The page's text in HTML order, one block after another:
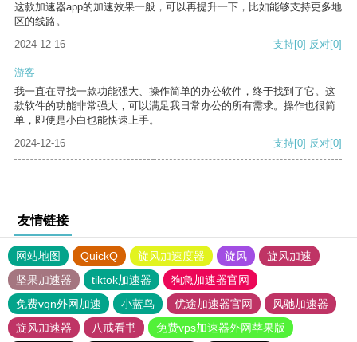
这款加速器app的加速效果一般，可以再提升一下，比如能够支持更多地
区的线路。
2024-12-16
支持[0] 反对[0]
游客
我一直在寻找一款功能强大、操作简单的办公软件，终于找到了它。这
款软件的功能非常强大，可以满足我日常办公的所有需求。操作也很简
单，即使是小白也能快速上手。
2024-12-16
支持[0] 反对[0]
友情链接
网站地图 QuickQ 旋风加速度器 旋风
旋风加速
坚果加速器
tiktok加速器
狗急加速器官网
免费vqn外网加速
小蓝鸟 优途加速器官网
风驰加速器
旋风加速器
八戒看书 免费vps加速器外网苹果版